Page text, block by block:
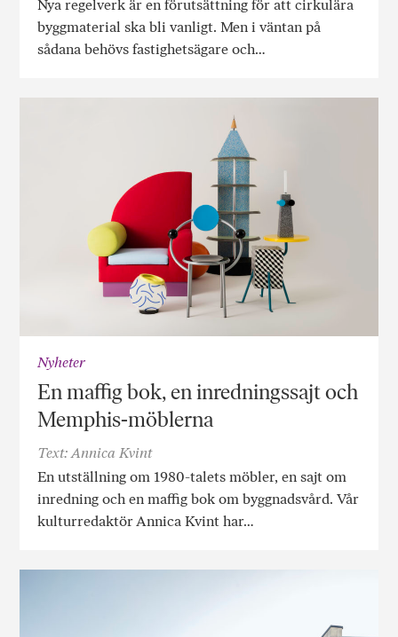
Nya regelverk är en förutsättning för att cirkulära
byggmaterial ska bli vanligt. Men i väntan på
sådana behövs fastighetsägare och…
Nyheter
En maffig bok, en inredningssajt och
Memphis-möblerna
Text: Annica Kvint
En utställning om 1980-talets möbler, en sajt om
inredning och en maffig bok om byggnadsvård. Vår
kulturredaktör Annica Kvint har…